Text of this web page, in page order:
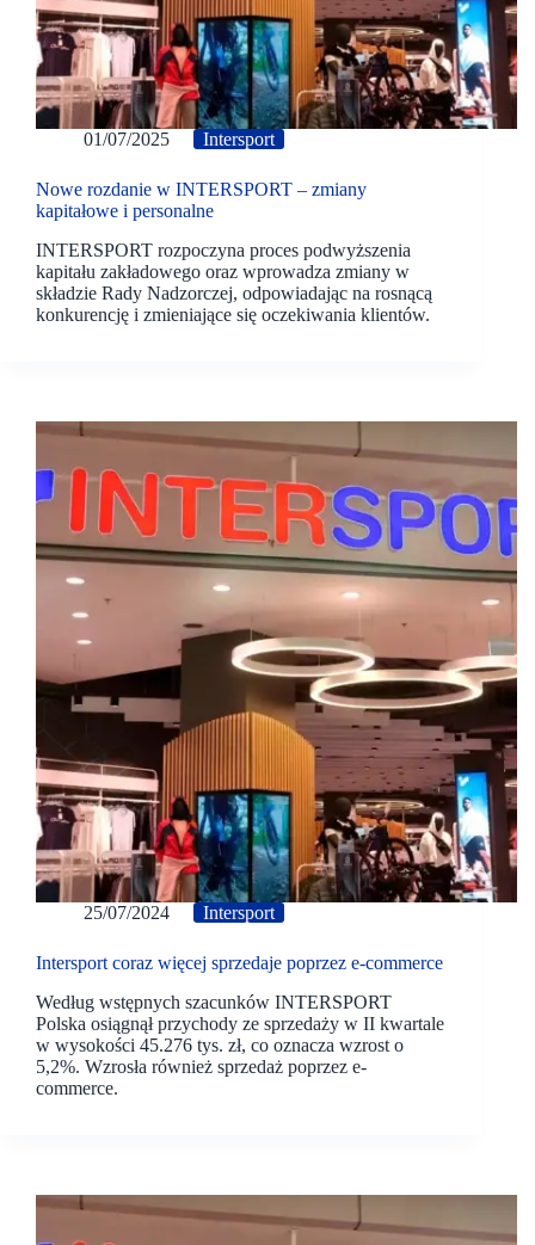
01/07/2025 Intersport
Nowe rozdanie w INTERSPORT – zmiany
kapitałowe i personalne
INTERSPORT rozpoczyna proces podwyższenia
kapitału zakładowego oraz wprowadza zmiany w
składzie Rady Nadzorczej, odpowiadając na rosnącą
konkurencję i zmieniające się oczekiwania klientów.
25/07/2024 Intersport
Intersport coraz więcej sprzedaje poprzez e-commerce
Według wstępnych szacunków INTERSPORT
Polska osiągnął przychody ze sprzedaży w II kwartale
w wysokości 45.276 tys. zł, co oznacza wzrost o
5,2%. Wzrosła również sprzedaż poprzez e-
commerce.